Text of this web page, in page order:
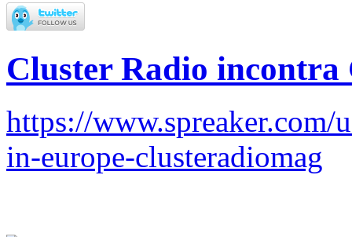
Cluster Radio
https://
in-europe-clusteradiomag